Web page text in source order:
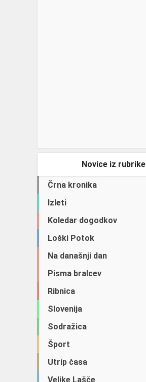
Novice iz rubrike
Črna kronika
Izleti
Koledar dogodkov
Loški Potok
Na današnji dan
Pisma bralcev
Ribnica
Slovenija
Sodražica
Šport
Utrip časa
Velike Lašče